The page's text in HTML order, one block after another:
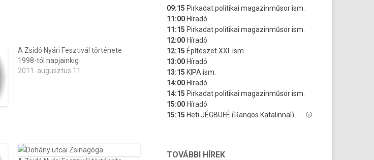
A Zsidó Nyári Fesztivál története
1998-tól napjainkig
2011. augusztus 11
TOVÁBBI HÍREK